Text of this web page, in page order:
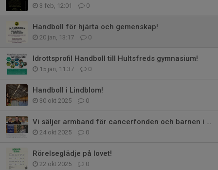
3 feb, 12:01 0
Handboll för hjärta och gemenskap!
20 jan, 13:17 0
Idrottsprofil Handboll till Hultsfreds gymnasium!
15 jan, 11:37 0
Handboll i Lindblom!
30 okt 2025 0
Vi säljer armband för cancerfonden och barnen i Hultsfred!
24 okt 2025 0
Rörelseglädje på lovet!
22 okt 2025 0